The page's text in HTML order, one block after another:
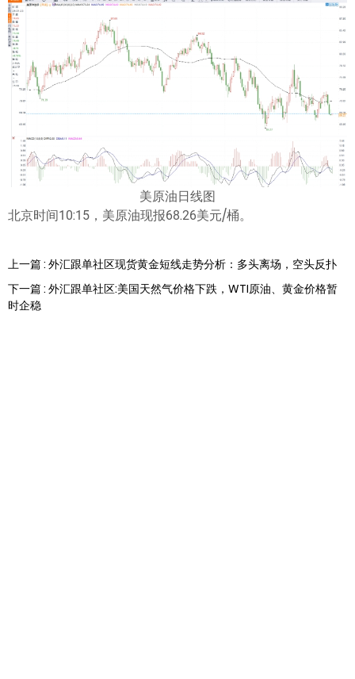
美原油日线图
北京时间10:15，美原油现报68.26美元/桶。
上一篇 : 外汇跟单社区现货黄金短线走势分析：多头离场，空头反扑
下一篇 : 外汇跟单社区:美国天然气价格下跌，WTI原油、黄金价格暂
时企稳